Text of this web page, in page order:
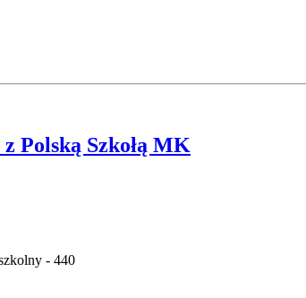
Polską Szkołą MK